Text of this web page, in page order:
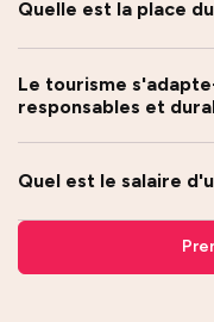
Quelle est la place
Le tourisme
responsables et
Quel est le salaire